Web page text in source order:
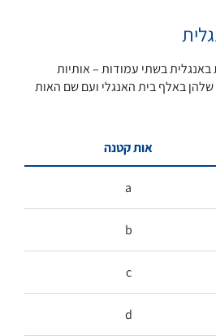
בשתי עמודות – אותיות
שלהן באלף בית האנגלי ועם שם האות
אות קטנה
a
b
c
d